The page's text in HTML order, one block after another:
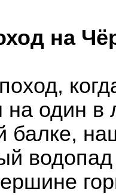
на
один
балке,